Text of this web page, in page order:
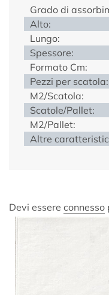
Grado di
Alto:
Lungo:
Spessore:
Formato Cm:
Pezzi per scatola:
M2/Scatola:
Scatole/Pallet:
M2/Pallet:
Altre
Devi essere connesso